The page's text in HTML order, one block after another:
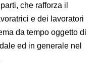
che rafforza il
e dei lavoratori
da tempo oggetto di
ed in generale nel